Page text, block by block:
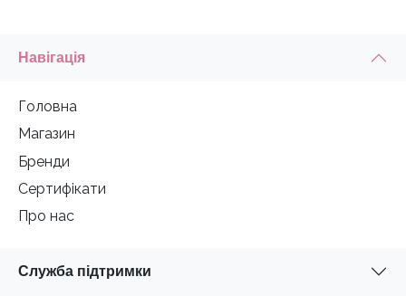
Навігація
Головна
Магазин
Бренди
Сертифікати
Про нас
Служба підтримки